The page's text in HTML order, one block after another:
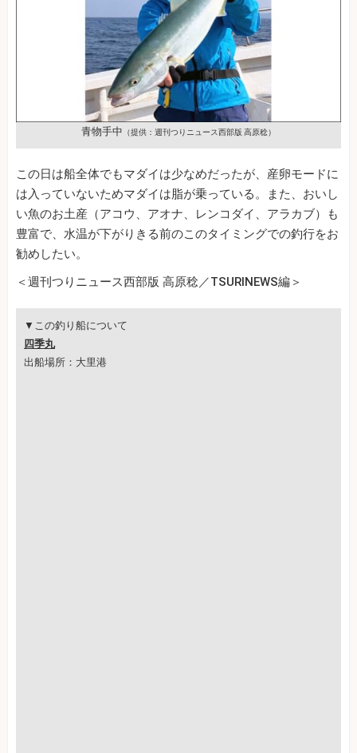
青物手中 （提供：週刊つりニュース西部版 高原稔）
この日は船全体でもマダイは少なめだったが、産卵モードに
は入っていないためマダイは脂が乗っている。また、おいし
い魚のお土産（アコウ、アオナ、レンコダイ、アラカブ）も
豊富で、水温が下がりきる前のこのタイミングでの釣行をお
勧めしたい。
＜週刊つりニュース西部版 高原稔／TSURINEWS編＞
▼この釣り船について
四季丸
出船場所：大里港